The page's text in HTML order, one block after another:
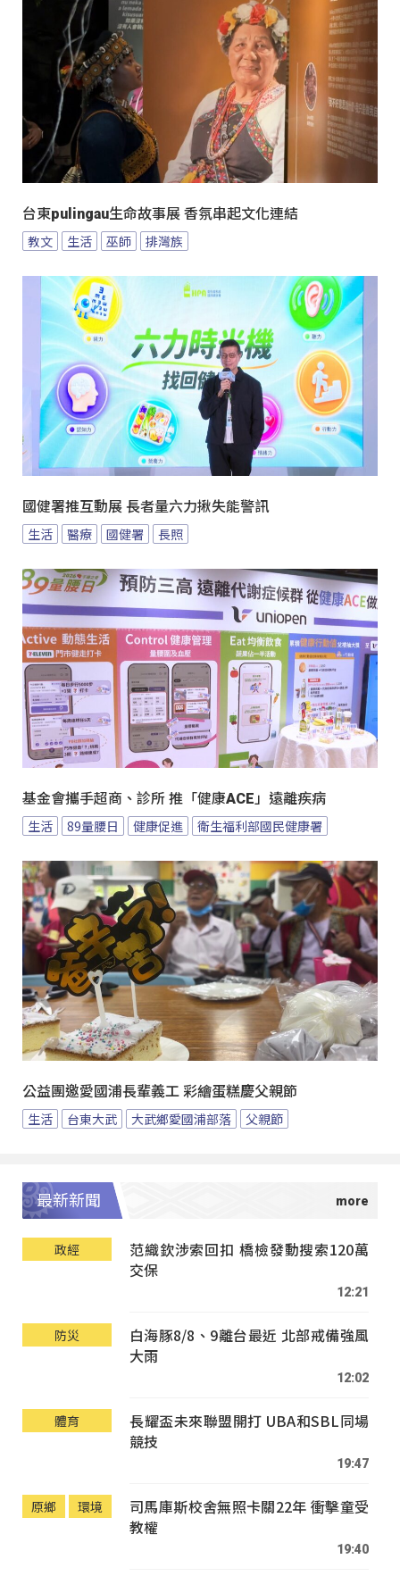
台東pulingau生命故事展 香氛串起文化連結
教文 生活 巫師 排灣族
國健署推互動展 長者量六力揪失能警訊
生活 醫療 國健署 長照
基金會攜手超商、診所 推「健康ACE」遠離疾病
生活 89量腰日 健康促進 衛生福利部國民健康署
公益團邀愛國浦長輩義工 彩繪蛋糕慶父親節
生活 台東大武 大武鄉愛國浦部落 父親節
最新新聞
政經
范織欽涉索回扣 橋檢發動搜索120萬
交保
12:21
防災
白海豚8/8、9離台最近 北部戒備強風
大雨
12:02
體育
長耀盃未來聯盟開打 UBA和SBL同場
競技
19:47
原鄉 環境
司馬庫斯校舍無照卡關22年 衝擊童受
教權
19:40